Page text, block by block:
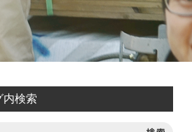
内検索